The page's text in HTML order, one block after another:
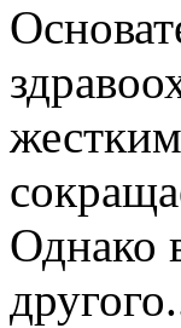
Однако